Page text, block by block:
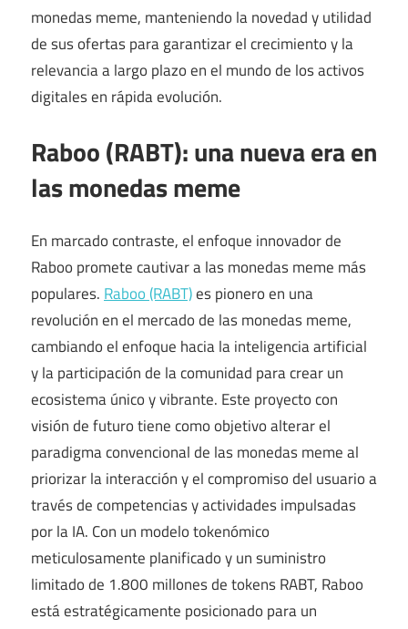
monedas meme, manteniendo la novedad y utilidad
de sus ofertas para garantizar el crecimiento y la
relevancia a largo plazo en el mundo de los activos
digitales en rápida evolución.
Raboo (RABT): una nueva era en
las monedas meme
En marcado contraste, el enfoque innovador de
Raboo promete cautivar a las monedas meme más
populares. Raboo (RABT)es pionero en una
revolución en el mercado de las monedas meme,
cambiando el enfoque hacia la inteligencia artificial
y la participación de la comunidad para crear un
ecosistema único y vibrante. Este proyecto con
visión de futuro tiene como objetivo alterar el
paradigma convencional de las monedas meme al
priorizar la interacción y el compromiso del usuario a
través de competencias y actividades impulsadas
por la IA. Con un modelo tokenómico
meticulosamente planificado y un suministro
limitado de 1.800 millones de tokens RABT, Raboo
está estratégicamente posicionado para un